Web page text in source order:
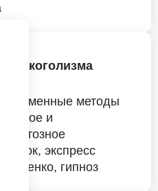
алкоголизма
методы
и
блок, экспресс
гипноз